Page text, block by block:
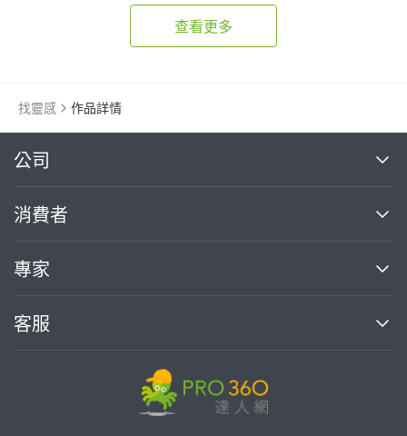
健身團體課
查看更多
找靈感 作品詳情
公司
關於我們
部落格
加入我們
消費者
買服務
熱門服務
專家
案件中心
客服
繼續完成